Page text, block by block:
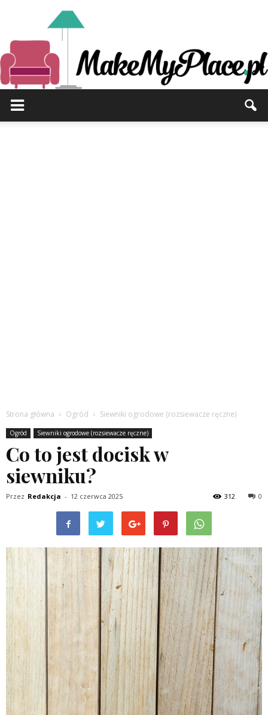
Strona główna Ogród Siewniki ogrodowe (rozsiewacze ręczne)
Ogród Siewniki ogrodowe (rozsiewacze ręczne)
Co to jest docisk w
siewniku?
Przez Redakcja - 12 czerwca 2025 0
312